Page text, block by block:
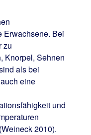
Erwachsene. Bei
zu
Knorpel, Sehnen
als bei
eine
und
2010).